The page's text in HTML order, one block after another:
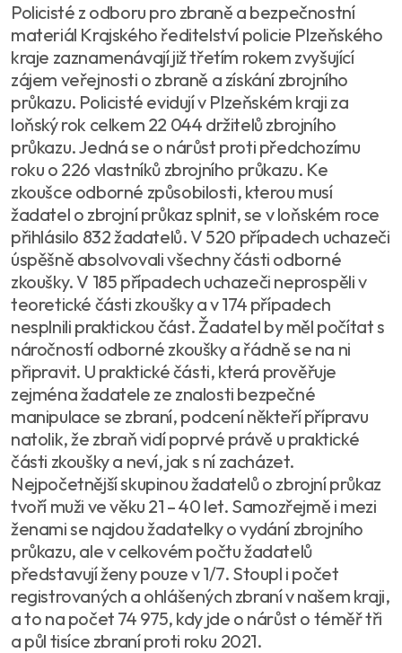
Policisté z odboru pro zbraně a bezpečnostní
materiál Krajského ředitelství policie Plzeňského
kraje zaznamenávají již třetím rokem zvyšující
zájem veřejnosti o zbraně a získání zbrojního
průkazu. Policisté evidují v Plzeňském kraji za
loňský rok celkem 22 044 držitelů zbrojního
průkazu. Jedná se o nárůst proti předchozímu
roku o 226 vlastníků zbrojního průkazu. Ke
zkoušce odborné způsobilosti, kterou musí
žadatel o zbrojní průkaz splnit, se v loňském roce
přihlásilo 832 žadatelů. V 520 případech uchazeči
úspěšně absolvovali všechny části odborné
zkoušky. V 185 případech uchazeči neprospěli v
teoretické části zkoušky a v 174 případech
nesplnili praktickou část. Žadatel by měl počítat s
náročností odborné zkoušky a řádně se na ni
připravit. U praktické části, která prověřuje
zejména žadatele ze znalosti bezpečné
manipulace se zbraní, podcení někteří přípravu
natolik, že zbraň vidí poprvé právě u praktické
části zkoušky a neví, jak s ní zacházet.
Nejpočetnější skupinou žadatelů o zbrojní průkaz
tvoří muži ve věku 21 – 40 let. Samozřejmě i mezi
ženami se najdou žadatelky o vydání zbrojního
průkazu, ale v celkovém počtu žadatelů
představují ženy pouze v 1/7. Stoupl i počet
registrovaných a ohlášených zbraní v našem kraji,
a to na počet 74 975, kdy jde o nárůst o téměř tři
a půl tisíce zbraní proti roku 2021.